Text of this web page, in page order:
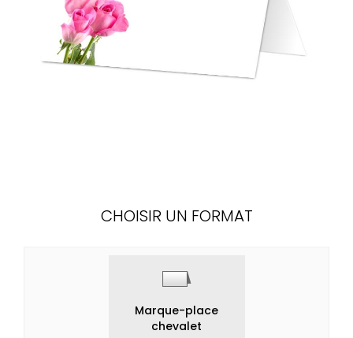
CHOISIR UN FORMAT
Marque-place
chevalet